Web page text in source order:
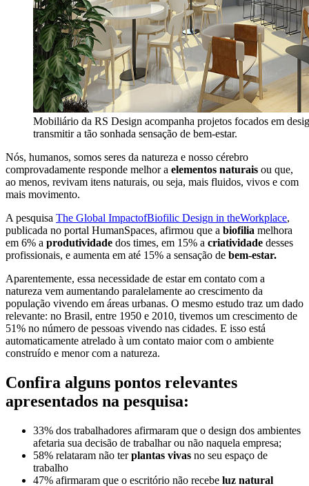
Mobiliário da RS Design acompanha projetos focados em
transmitir a tão sonhada sensação de bem-estar.
Nós, humanos, somos seres da natureza e nosso cérebro
comprovadamente responde melhor a elementos naturais ou que,
ao menos, revivam itens naturais, ou seja, mais fluidos, vivos e com
mais movimento.
A pesquisa The Global ImpactofBiofilic Design in theWorkplace,
publicada no portal HumanSpaces, afirmou que a biofilia melhora
em 6% a produtividade dos times, em 15% a criatividade desses
profissionais, e aumenta em até 15% a sensação de bem-estar.
Aparentemente, essa necessidade de estar em contato com a
natureza vem aumentando paralelamente ao crescimento da
população vivendo em áreas urbanas. O mesmo estudo traz um dado
relevante: no Brasil, entre 1950 e 2010, tivemos um crescimento de
51% no número de pessoas vivendo nas cidades. E isso está
automaticamente atrelado à um contato maior com o ambiente
construído e menor com a natureza.
Confira alguns pontos relevantes
apresentados na pesquisa:
33% dos trabalhadores afirmaram que o design dos ambientes
afetaria sua decisão de trabalhar ou não naquela empresa;
58% relataram não terplantas vivas no seu espaço de
trabalho
47% afirmaram que o escritório não recebe luz natural